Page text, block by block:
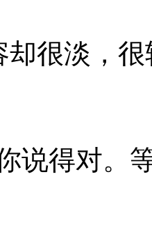
淡，很
说得对。